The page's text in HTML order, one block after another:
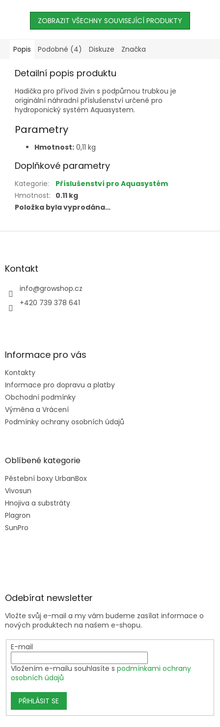
ZOBRAZIT VŠECHNY SOUVISEJÍCÍ PRODUKTY
Popis Podobné (4) Diskuze Značka
Detailní popis produktu
Hadička pro přívod živin s podpůrnou trubkou je
originální náhradní příslušenství určené pro
hydroponický systém Aquasystem.
Parametry
Hmotnost: 0,11 kg
Doplňkové parametry
Kategorie:
Příslušenství pro Aquasystém
Hmotnost: 0.11 kg
Položka byla vyprodána…
Z
aKontakt
info@growshop.cz
+420 739 378 641
Informace pro vás
Kontakty
Informace pro dopravu a platby
Obchodní podmínky
Výměna a Vrácení
Podmínky ochrany osobních údajů
Oblíbené kategorie
Pěstební boxy UrbanBox
Vivosun
Hnojiva a substráty
Plagron
SunPro
Odebírat newsletter
Vložte svůj e-mail a my vám budeme zasílat informace o
nových produktech na našem e-shopu.
E-mail
Vložením e-mailu souhlasíte s podmínkami ochrany
osobních údajů
PŘIHLÁSIT SE